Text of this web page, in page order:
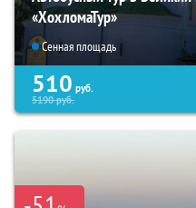
«ХохломаТур»
Сенная площадь
510 руб.
5190руб.